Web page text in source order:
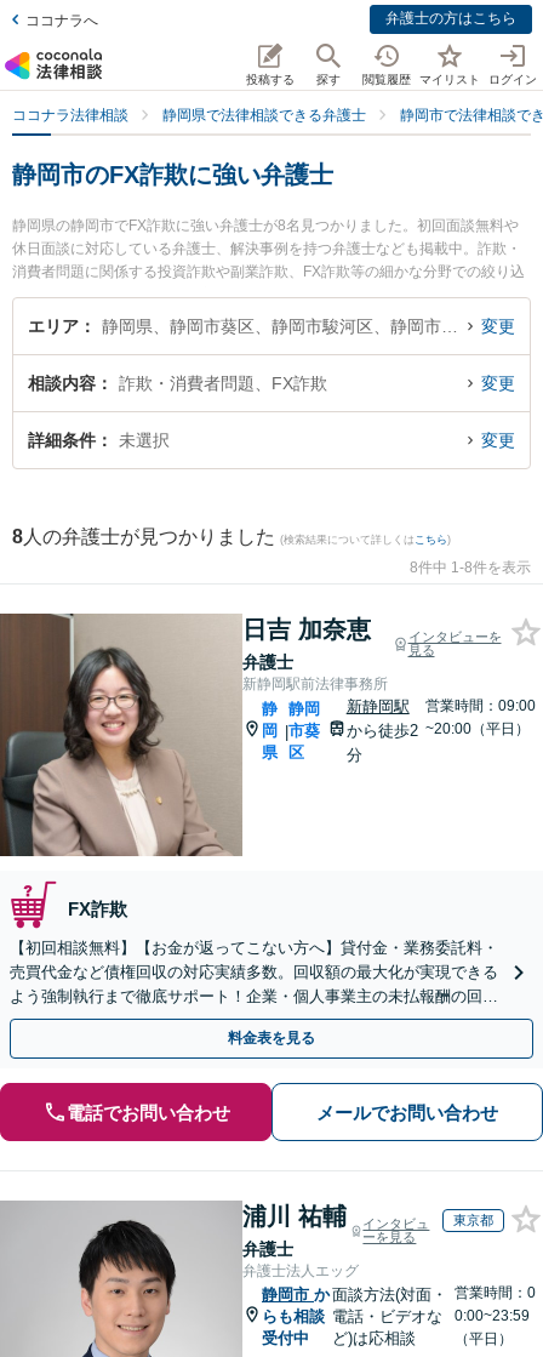
ココナラへ 弁護士の方はこちら
投稿する 探す 閲覧履歴 マイリスト ログイン
ココナラ法律相談 静岡県で法律相談できる弁護士 静岡市で法律相談で
静岡市のFX詐欺に強い弁護士
静岡県の静岡市でFX詐欺に強い弁護士が8名見つかりました。初回面談無料や
休日面談に対応している弁護士、解決事例を持つ弁護士なども掲載中。詐欺・
消費者問題に関係する投資詐欺や副業詐欺、FX詐欺等の細かな分野での絞り込
み検索もでき便利です。特に新静岡駅前法律事務所の日吉 加奈恵弁護士や弁護
士法人市民の森静岡第一法律事務所の西澤 美和子弁護士、静岡刑事ディフェン
すぐに弁護士に相談したい』『FX詐欺のトラブル解決の実績豊富な近くの弁護
士を検索したい』『初回相談無料でFX詐欺を法律相談できる静岡市内の弁護士
に相談予約したい』などでお困りの相談者さんにおすすめです。
エリア 変更
相談内容 詐欺・消費者問題、FX詐欺 変更
詳細条件 未選択 変更
8 人の弁護士が見つかりました (検索結果について詳しくは こちら)
8件中 1-8件を表示
日吉 加奈恵
弁護士
インタビューを
見る
新静岡駅前法律事務所
静
岡
県
|
静岡
市葵
区
新静岡駅
から徒歩2
分
営業時間：09:00
~20:00（平日）
FX詐欺
【初回相談無料】【お金が返ってこない方へ】貸付金・業務委託料・
売買代金など債権回収の対応実績多数。回収額の最大化が実現できる
よう強制執行まで徹底サポート！企業・個人事業主の未払報酬の回収
もお任せください【新静岡駅直結】【夜間・休日相談OK】
料金表を見る
電話でお問い合わせ メールでお問い合わせ
浦川 祐輔
弁護士
インタビュ
ーを見る
東京都
弁護士法人エッグ
静岡市 か
らも相談
受付中
面談方法(対面・
電話・ビデオな
ど)は応相談
営業時間：0
0:00~23:59
（平日）